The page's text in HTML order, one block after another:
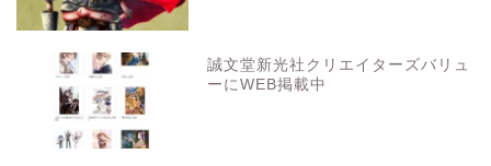
誠文堂新光社クリエイターズバリュ
ーにWEB掲載中